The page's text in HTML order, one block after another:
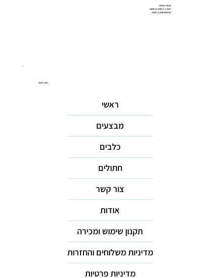
שעות פעילות
ימים א-ה: 9:00 עד 20:00
יום שישי 9:00 עד 15:00
ניווט באתר
ראשי
מבצעים
כלבים
חתולים
צור קשר
אודות
תקנון שימוש ומכירה
מדיניות משלוחים והחזרות
מדיניות פרטיות